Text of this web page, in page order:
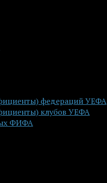
федераций УЕФА
клубов УЕФА
ФИФА